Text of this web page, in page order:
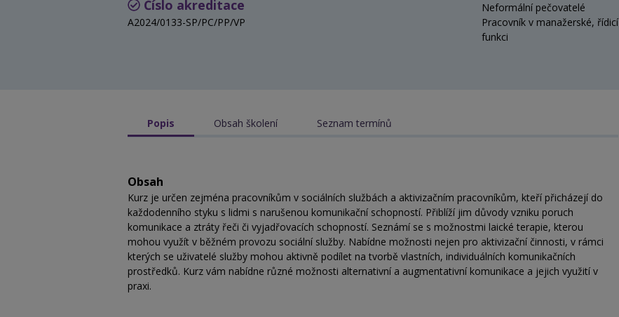
Číslo akreditace
A2024/0133-SP/PC/PP/VP
Neformální pečovatelé
Pracovník v manažerské, řídicí
funkci
Popis Obsah školení Seznam termínů
Obsah
Kurz je určen zejména pracovníkům v sociálních službách a aktivizačním pracovníkům, kteří přicházejí do
každodenního styku s lidmi s narušenou komunikační schopností. Přiblíží jim důvody vzniku poruch
komunikace a ztráty řeči či vyjadřovacích schopností. Seznámí se s možnostmi laické terapie, kterou
mohou využít v běžném provozu sociální služby. Nabídne možnosti nejen pro aktivizační činnosti, v rámci
kterých se uživatelé služby mohou aktivně podílet na tvorbě vlastních, individuálních komunikačních
prostředků. Kurz vám nabídne různé možnosti alternativní a augmentativní komunikace a jejich využití v
praxi.